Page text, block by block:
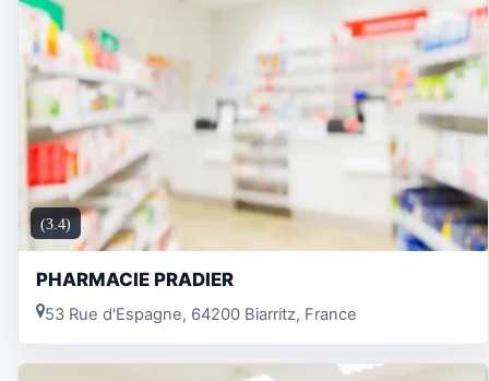
(3.4)
PHARMACIE PRADIER
53 Rue d'Espagne, 64200 Biarritz, France